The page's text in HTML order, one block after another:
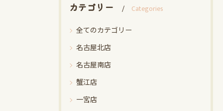
カテゴリー Categories
全てのカテゴリー
名古屋北店
名古屋南店
蟹江店
一宮店